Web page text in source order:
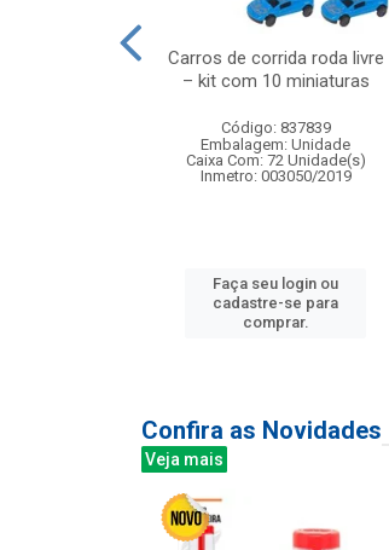
Carros de corrida roda livre
– kit com 10 miniaturas
Código: 837839
Embalagem: Unidade
Caixa Com: 72 Unidade(s)
Inmetro: 003050/2019
Faça seu login ou
cadastre-se para
comprar.
Confira as Novidades
Veja mais